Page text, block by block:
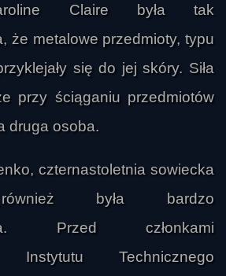
Claire była tak
że metalowe przedmioty, typu
się do jej skóry. Siła
przy ściąganiu przedmiotów
druga osoba.
czternastoletnia sowiecka
była bardzo
Przed członkami
Instytutu Technicznego